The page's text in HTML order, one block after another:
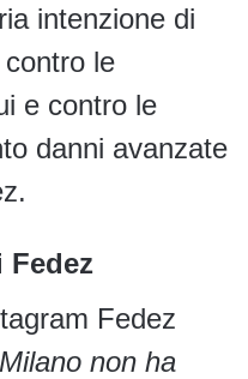
intenzione di
le
e contro le
danni avanzate
Fedez
Fedez
non ha